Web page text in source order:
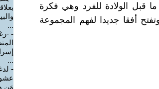
قبل الولادة للفرد وهي فكرة
أفقا جديدا لفهم المجموعة
...
-
-
...
-
مَن